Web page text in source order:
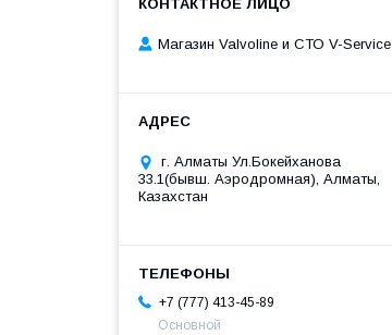
Магазин Valvoline и СТО V-Service
г. Алматы Ул.Бокейханова
33.1(бывш. Аэродромная), Алматы,
Казахстан
+7 (777) 413-45-89
Основной